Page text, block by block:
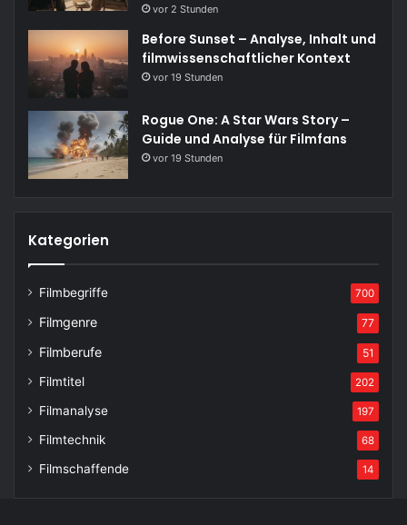
vor 2 Stunden
Before Sunset – Analyse, Inhalt und
filmwissenschaftlicher Kontext
vor 19 Stunden
Rogue One: A Star Wars Story –
Guide und Analyse für Filmfans
vor 19 Stunden
Kategorien
Filmbegriffe 700
Filmgenre 77
Filmberufe 51
Filmtitel 202
Filmanalyse 197
Filmtechnik 68
Filmschaffende 14